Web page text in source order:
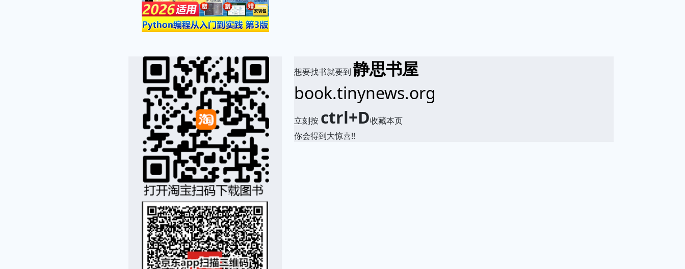
想要找书就要到静思书屋
book.tinynews.org
立刻按 ctrl+D收藏本页
你会得到大惊喜!!